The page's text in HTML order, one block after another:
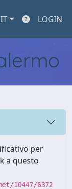
IT LOGIN
per
a questo
10447/6372